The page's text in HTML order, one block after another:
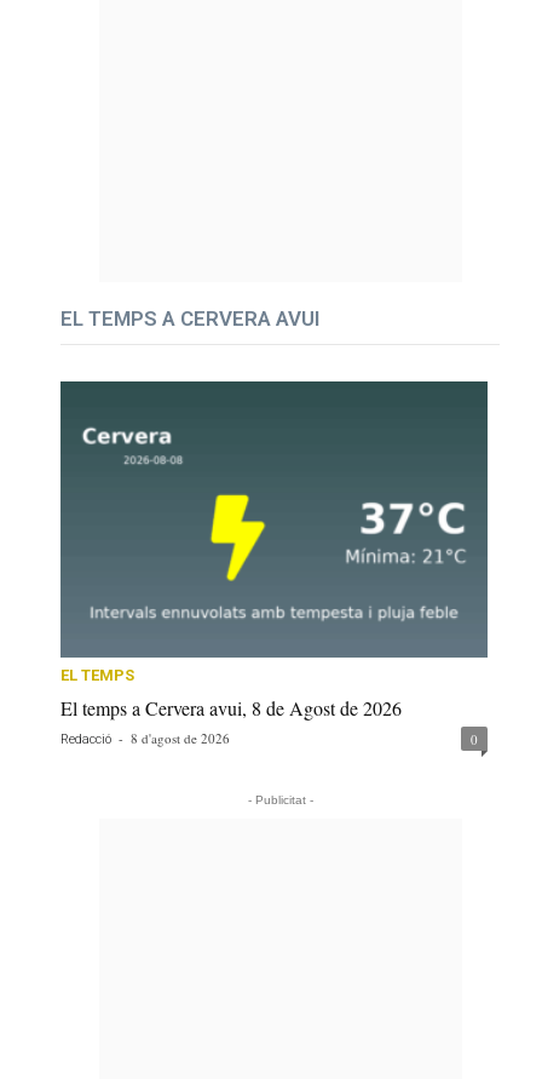
EL TEMPS A CERVERA AVUI
EL TEMPS
El temps a Cervera avui, 8 de Agost de 2026
Redacció - 8 d'agost de 2026 0
- Publicitat -